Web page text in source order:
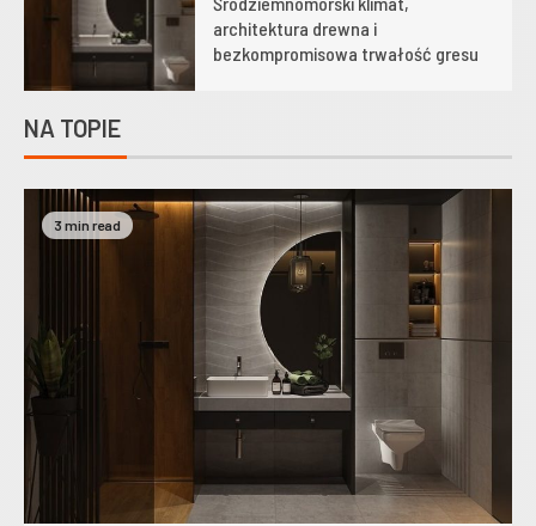
architektura drewna i
bezkompromisowa trwałość gresu
NA TOPIE
3 min read